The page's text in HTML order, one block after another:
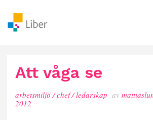
Att våga se
arbetsmiljö/chef/ledarskap av
2012